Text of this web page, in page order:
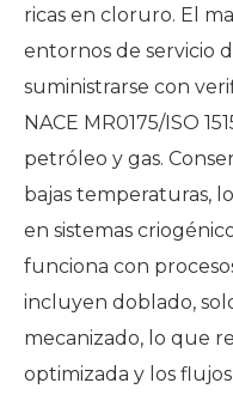
ricas en cloruro. El
entornos de servicio
suministrarse con
NACE MR0175/ISO
petróleo y gas.
bajas temperaturas,
en sistemas
funciona con
incluyen doblado,
mecanizado, lo que
optimizada y los